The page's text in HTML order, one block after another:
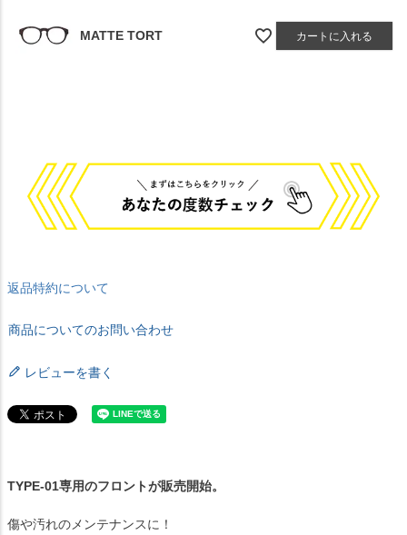
MATTE TORT カートに入れる
返品特約について
商品についてのお問い合わせ
レビューを書く
TYPE-01専用のフロントが販売開始。
傷や汚れのメンテナンスに！